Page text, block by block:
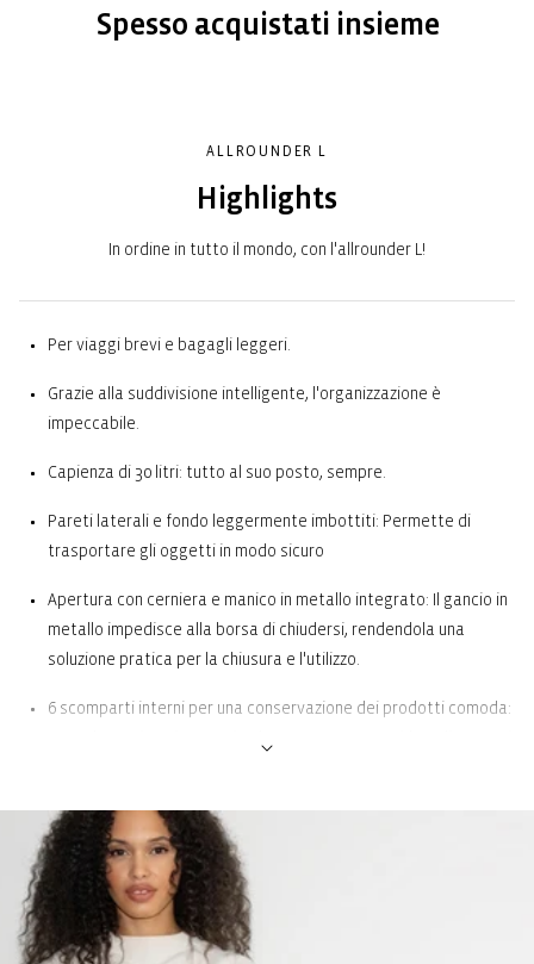
Spesso acquistati insieme
ALLROUNDER L
Highlights
In ordine in tutto il mondo, con l'allrounder L!
Per viaggi brevi e bagagli leggeri.
Grazie alla suddivisione intelligente, l'organizzazione è
impeccabile.
Capienza di 30 litri: tutto al suo posto, sempre.
Pareti laterali e fondo leggermente imbottiti: Permette di
trasportare gli oggetti in modo sicuro
Apertura con cerniera e manico in metallo integrato: Il gancio in
metallo impedisce alla borsa di chiudersi, rendendola una
soluzione pratica per la chiusura e l'utilizzo.
6 scomparti interni per una conservazione dei prodotti comoda:
Cinghia di trasporto con comodi spallacci imbottiti: Pratico da
trasportare grazie alla presenza della tracolla
2 maniglie per il trasporto con impugnatura: Pertanto, è molto
comodo da portare a mano come una borsa